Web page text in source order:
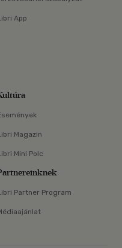
App
Magazin
Mini Polc
Partner Program